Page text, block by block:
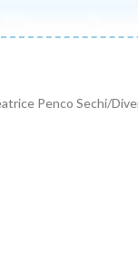
Penco Sechi/